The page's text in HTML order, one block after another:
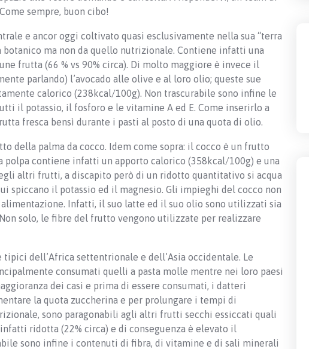
sempre, buon cibo!
e ancor oggi coltivato quasi esclusivamente nella sua “terra
botanico ma non da quello nutrizionale. Contiene infatti una
frutta (66 % vs 90% circa). Di molto maggiore è invece il
parlando) l’avocado alle olive e al loro olio; queste sue
calorico (238kcal/100g). Non trascurabile sono infine le
il potassio, il fosforo e le vitamine A ed E. Come inserirlo a
fresca bensì durante i pasti al posto di una quota di olio.
della palma da cocco. Idem come sopra: il cocco è un frutto
polpa contiene infatti un apporto calorico (358kcal/100g) e una
altri frutti, a discapito però di un ridotto quantitativo si acqua
spiccano il potassio ed il magnesio. Gli impieghi del cocco non
Infatti, il suo latte ed il suo olio sono utilizzati sia
solo, le fibre del frutto vengono utilizzate per realizzare
dell’Africa settentrionale e dell’Asia occidentale. Le
consumati quelli a pasta molle mentre nei loro paesi
dei casi e prima di essere consumati, i datteri
la quota zuccherina e per prolungare i tempi di
sono paragonabili agli altri frutti secchi essiccati quali
ridotta (22% circa) e di conseguenza è elevato il
sono infine i contenuti di fibra, di vitamine e di sali minerali